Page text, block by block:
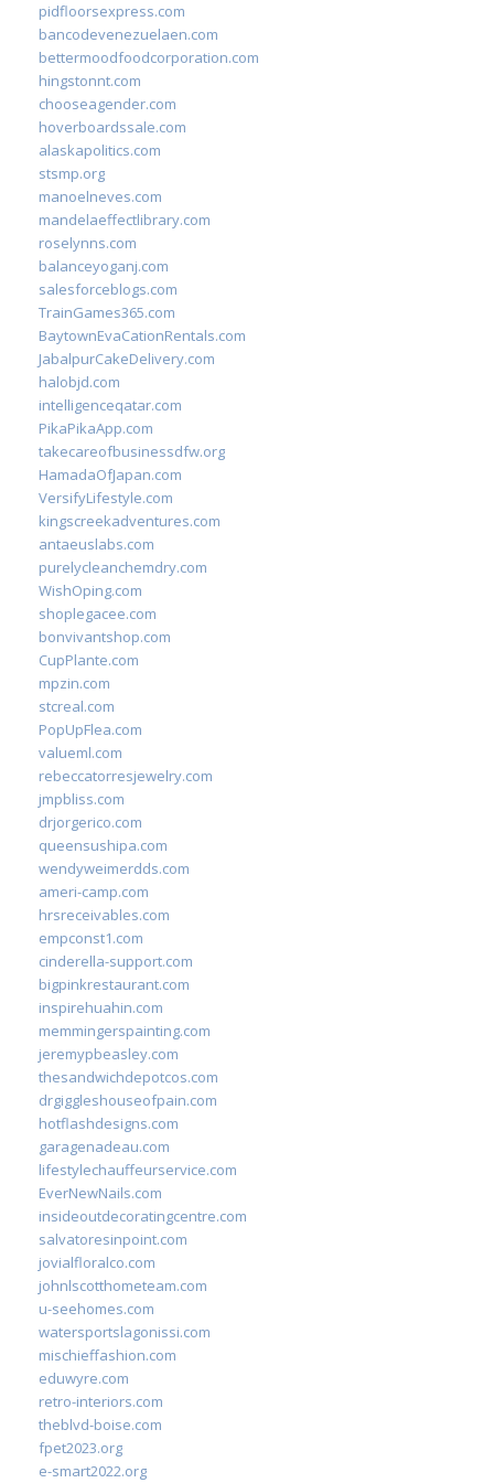
pidfloorsexpress.com
bancodevenezuelaen.com
bettermoodfoodcorporation.com
hingstonnt.com
chooseagender.com
hoverboardssale.com
alaskapolitics.com
stsmp.org
manoelneves.com
mandelaeffectlibrary.com
roselynns.com
balanceyoganj.com
salesforceblogs.com
TrainGames365.com
BaytownEvaCationRentals.com
JabalpurCakeDelivery.com
halobjd.com
intelligenceqatar.com
PikaPikaApp.com
takecareofbusinessdfw.org
HamadaOfJapan.com
VersifyLifestyle.com
kingscreekadventures.com
antaeuslabs.com
purelycleanchemdry.com
WishOping.com
shoplegacee.com
bonvivantshop.com
CupPlante.com
mpzin.com
stcreal.com
PopUpFlea.com
valueml.com
rebeccatorresjewelry.com
jmpbliss.com
drjorgerico.com
queensushipa.com
wendyweimerdds.com
ameri-camp.com
hrsreceivables.com
empconst1.com
cinderella-support.com
bigpinkrestaurant.com
inspirehuahin.com
memmingerspainting.com
jeremypbeasley.com
thesandwichdepotcos.com
drgiggleshouseofpain.com
hotflashdesigns.com
garagenadeau.com
lifestylechauffeurservice.com
EverNewNails.com
insideoutdecoratingcentre.com
salvatoresinpoint.com
jovialfloralco.com
johnlscotthometeam.com
u-seehomes.com
watersportslagonissi.com
mischieffashion.com
eduwyre.com
retro-interiors.com
theblvd-boise.com
fpet2023.org
e-smart2022.org